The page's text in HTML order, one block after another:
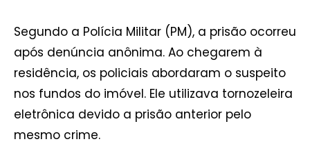
Segundo a Polícia Militar (PM), a prisão ocorreu
após denúncia anônima. Ao chegarem à
residência, os policiais abordaram o suspeito
nos fundos do imóvel. Ele utilizava tornozeleira
eletrônica devido a prisão anterior pelo
mesmo crime.